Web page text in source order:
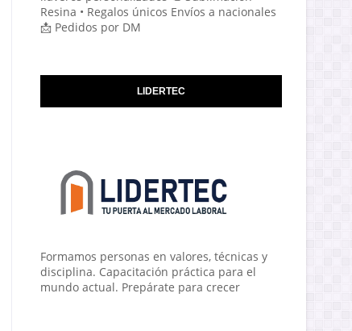
Resina • Regalos únicos Envíos a nacionales
📩 Pedidos por DM
LIDERTEC
Formamos personas en valores, técnicas y
disciplina. Capacitación práctica para el
mundo actual. Prepárate para crecer